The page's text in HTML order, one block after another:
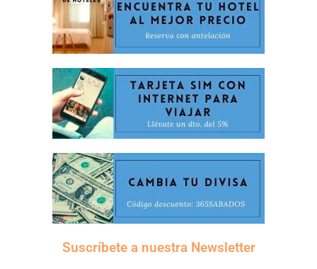
Suscríbete a nuestra Newsletter